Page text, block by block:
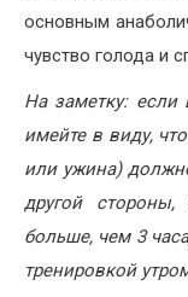
основным
чувство голода и
На заметку: если
имейте в виду,
или ужина)
другой
больше, чем 3
тренировкой